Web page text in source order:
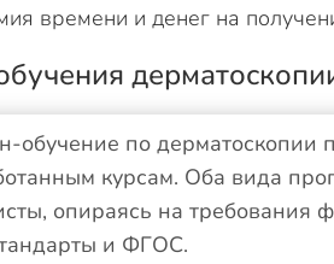
времени и денег на
обучение по дерматоскопии
курсам. Оба вида
опираясь на требования
и ФГОС.